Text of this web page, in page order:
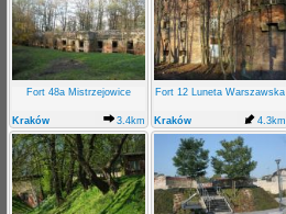
Fort 48a Mistrzejowice
Kraków 3.4km
Fort 12 Luneta Warszawska
Kraków 4.3km